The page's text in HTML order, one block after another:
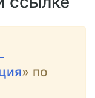
» по